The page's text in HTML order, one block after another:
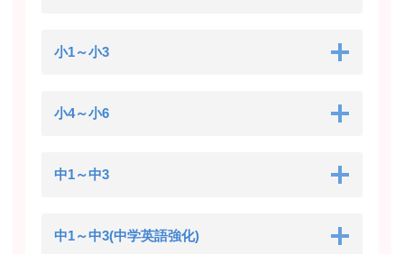
小1～小3
小4～小6
中1～中3
中1～中3(中学英語強化)